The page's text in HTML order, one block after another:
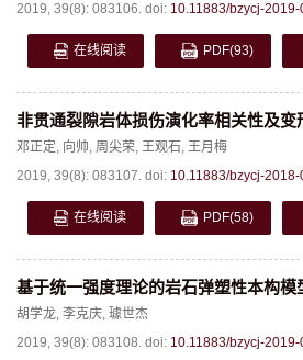
2019, 39(8): 083106. doi: 10.11883/bzycj-2019-
在线阅读 PDF(93)
非贯通裂隙岩体损伤演化率相关性及变
邓正定, 向帅, 周尖荣, 王观石, 王月梅
2019, 39(8): 083107. doi: 10.11883/bzycj-2018-
在线阅读 PDF(58)
基于统一强度理论的岩石弹塑性本构模
胡学龙, 李克庆, 璩世杰
2019, 39(8): 083108. doi: 10.11883/bzycj-